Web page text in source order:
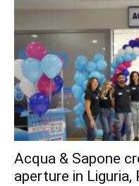
Acqua & Sapone
aperture in Liguria,